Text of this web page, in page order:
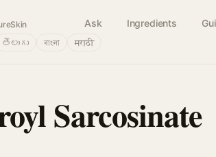
Ask Ingredients
తెలుగు বাংলা मराठी
Sarcosinate